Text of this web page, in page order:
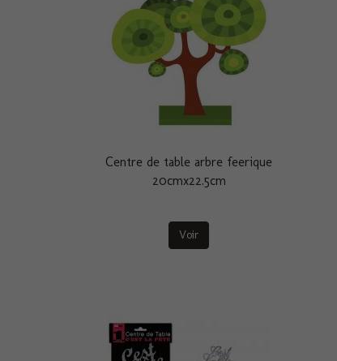
Centre de table arbre feerique
20cmx22.5cm
Voir